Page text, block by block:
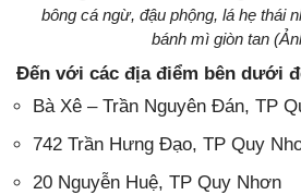
bông cá ngừ, đậu phộng, lá hẹ thái
bánh mì giòn tan
Đến với các địa điểm bên dưới
Bà Xê – Trần Nguyên Đán, TP
742 Trần Hưng Đạo, TP Quy
20 Nguyễn Huệ, TP Quy Nhơn